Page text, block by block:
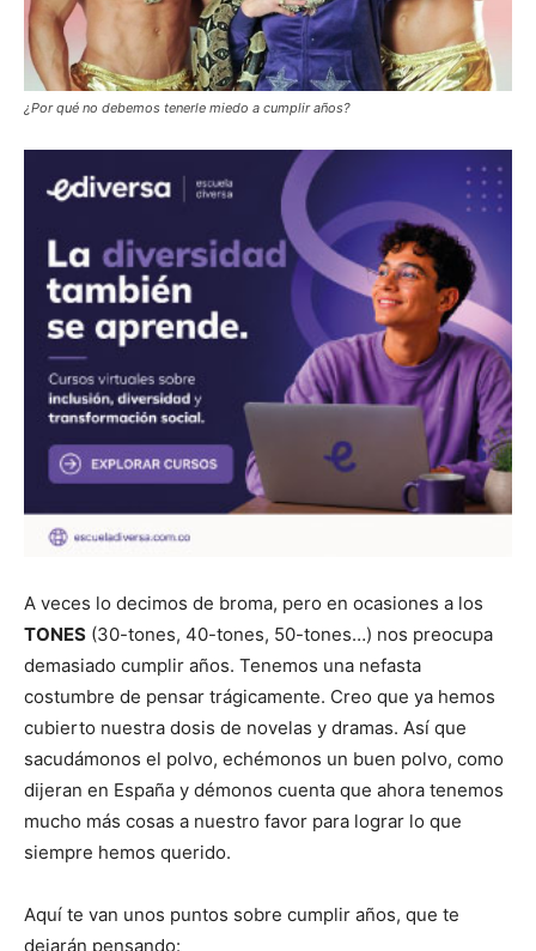
¿Por qué no debemos tenerle miedo a cumplir años?
A veces lo decimos de broma, pero en ocasiones a los
TONES (30-tones, 40-tones, 50-tones…) nos preocupa
demasiado cumplir años. Tenemos una nefasta
costumbre de pensar trágicamente. Creo que ya hemos
cubierto nuestra dosis de novelas y dramas. Así que
sacudámonos el polvo, echémonos un buen polvo, como
dijeran en España y démonos cuenta que ahora tenemos
mucho más cosas a nuestro favor para lograr lo que
siempre hemos querido.
Aquí te van unos puntos sobre cumplir años, que te
dejarán pensando: